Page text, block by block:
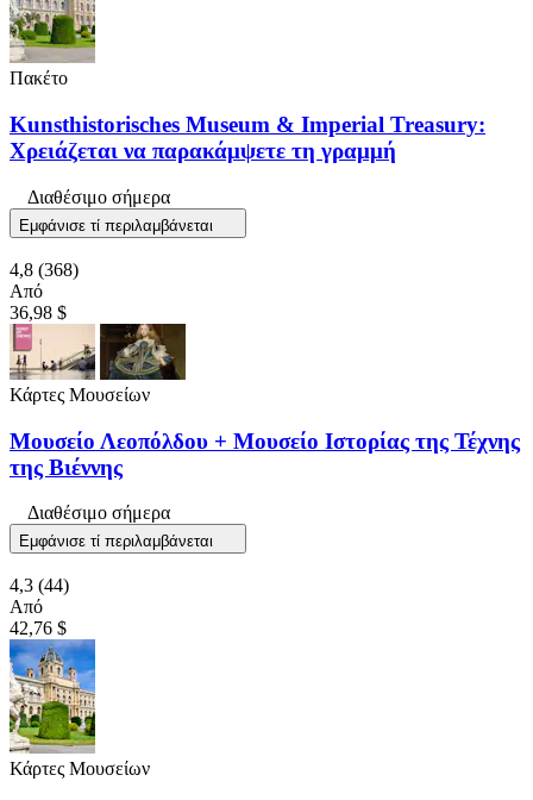
Πακέτο
Kunsthistorisches Museum & Imperial Treasury:
Χρειάζεται να παρακάμψετε τη γραμμή
Διαθέσιμο σήμερα
Εμφάνισε τί περιλαμβάνεται
4,8 (368)
Από
36,98 $
Κάρτες Μουσείων
Μουσείο Λεοπόλδου + Μουσείο Ιστορίας της Τέχνης
της Βιέννης
Διαθέσιμο σήμερα
Εμφάνισε τί περιλαμβάνεται
4,3 (44)
Από
42,76 $
Κάρτες Μουσείων